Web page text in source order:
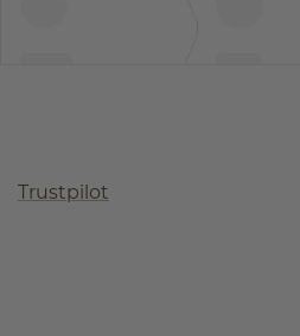
Trustpilot